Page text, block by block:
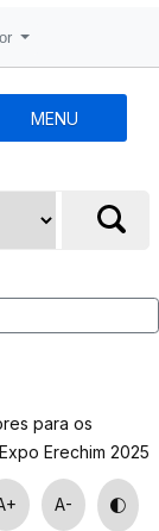
MENU
para os
Erechim 2025
A-